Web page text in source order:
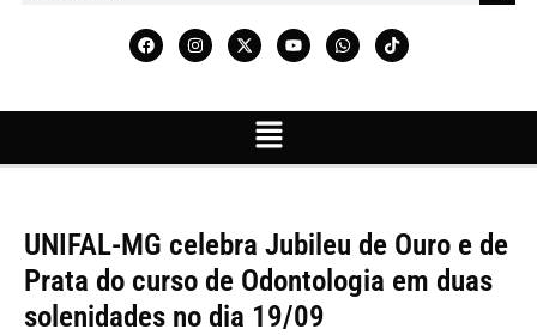
UNIFAL-MG celebra Jubileu de Ouro e de
Prata do curso de Odontologia em duas
solenidades no dia 19/09